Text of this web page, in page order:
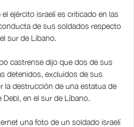
ejército israelí es criticado en las
de sus soldados respecto
sur de Líbano.
castrense dijo que dos de sus
detenidos, excluidos de sus
la destrucción de una estatua de
en el sur de Líbano.
una foto de un soldado israelí